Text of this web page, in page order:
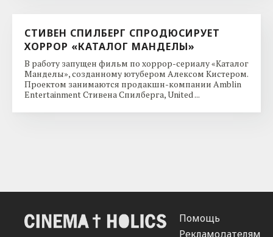
СТИВЕН СПИЛБЕРГ СПРОДЮСИРУЕТ
ХОРРОР «КАТАЛОГ МАНДЕЛЫ»
В работу запущен фильм по хоррор-сериалу «Каталог
Манделы», созданному ютубером Алексом Кистером.
Проектом занимаются продакшн-компании Amblin
Entertainment Стивена Спилберга, United ...
Помощь
Рекламодателям